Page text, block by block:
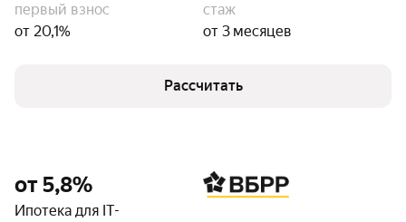
первый взнос
от 20,1%
стаж
от 3 месяцев
Рассчитать
от 5,8%
Ипотека для IT-